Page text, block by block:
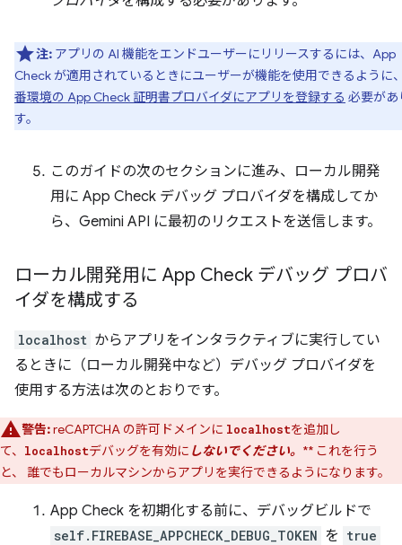
注: アプリの AI 機能をエンドユーザーにリリースするには、App
Check が適用されているときにユーザーが機能を使用できるように
番環境の App Check 証明書プロバイダにアプリを登録する 必要があ
す。
このガイドの次のセクションに進み、ローカル開発
用に App Check デバッグ プロバイダを構成してか
ら、Gemini API に最初のリクエストを送信します。
ローカル開発用に App Check デバッグ プロバ
イダを構成する
localhost からアプリをインタラクティブに実行してい
るときに（ローカル開発中など）デバッグ プロバイダを
使用する方法は次のとおりです。
警告:reCAPTCHA の許可ドメインに localhostを追加し
て、
localhostデバッグを有効に しないでください。 ** これを行う
と、 誰でもローカルマシンからアプリを実行できるようになります。
App Check を初期化する前に、デバッグビルドで
self.FIREBASE_APPCHECK_DEBUG_TOKEN を true